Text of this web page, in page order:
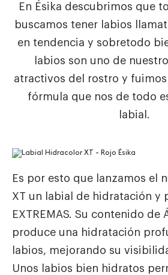
En Ésika descubrimos que
buscamos tener labios
en tendencia y sobretodo
labios son uno de
atractivos del
rostro y
fórmula que nos de todo
labial.
Es por esto que lanzamos el
XT un labial de hidratación y
EXTREMAS. Su contenido
produce una hidratación
labios, mejorando su
Unos labios bien hidratos